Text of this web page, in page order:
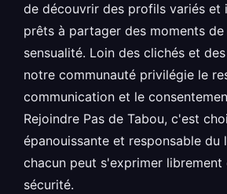
de découvrir des profils variés et
prêts à partager des moments
sensualité. Loin des clichés et
notre communauté privilégie le
communication et le
Rejoindre Pas de Tabou, c'est
épanouissante et responsable du
chacun peut s'exprimer
sécurité.